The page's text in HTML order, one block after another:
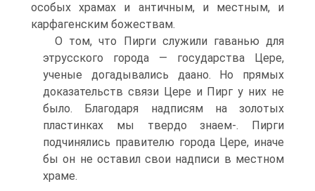
особых храмах и античным, и местным, и
карфагенским божествам.
О том, что Пирги служили гаванью для
этрусского города — государства Цере,
ученые догадывались даано. Но прямых
доказательств связи Цере и Пирг у них не
было. Благодаря надписям на золотых
пластинках мы твердо знаем-. Пирги
подчинялись правителю города Цере, иначе
бы он не оставил свои надписи в местном
храме.